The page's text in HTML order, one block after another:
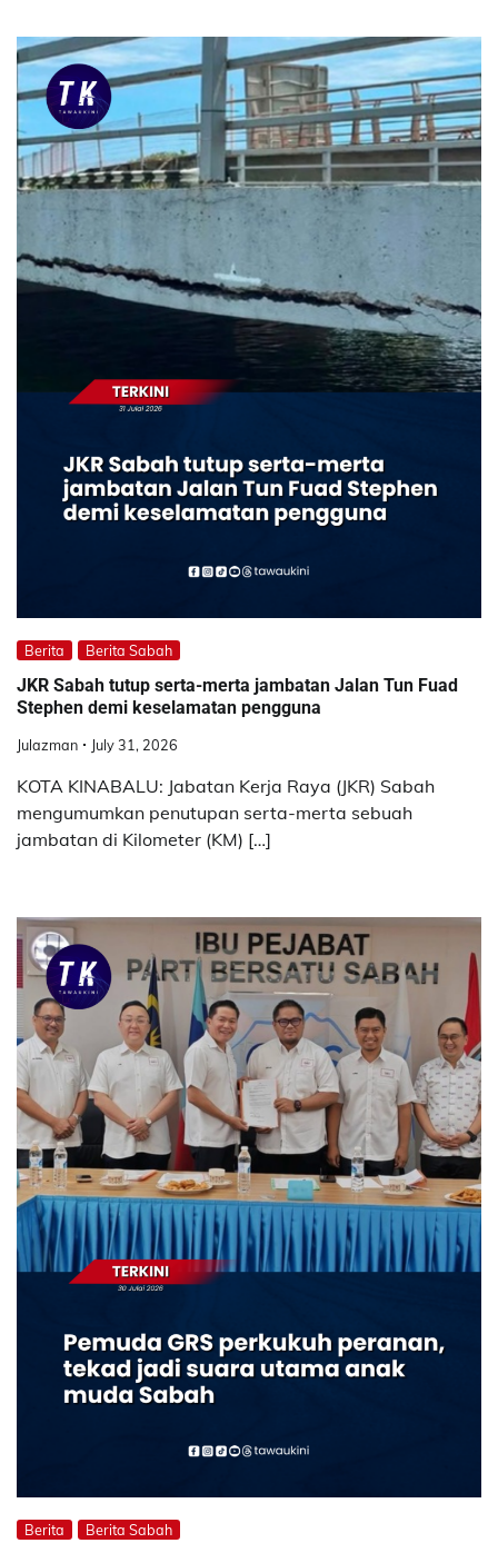
Berita Berita Sabah
JKR Sabah tutup serta-merta jambatan Jalan Tun Fuad
Stephen demi keselamatan pengguna
Julazman July 31, 2026
KOTA KINABALU: Jabatan Kerja Raya (JKR) Sabah
mengumumkan penutupan serta-merta sebuah
jambatan di Kilometer (KM) […]
Berita Berita Sabah